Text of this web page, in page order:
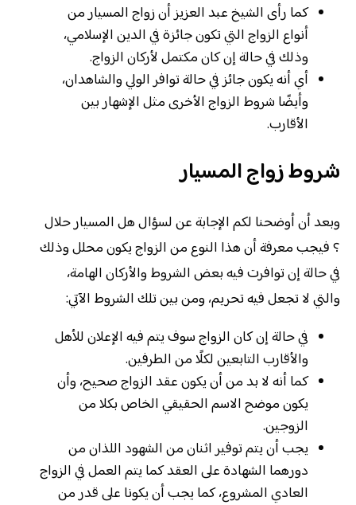
كما رأى الشيخ عبد العزيز أن زواج المسيار من
أنواع الزواج التي تكون جائزة في الدين الإسلامي،
وذلك في حالة إن كان مكتمل لأركان الزواج.
أي أنه يكون جائز في حالة توافر الولي والشاهدان،
وأيضًا شروط الزواج الأخرى مثل الإشهار بين
الأقارب.
شروط زواج المسيار
وبعد أن أوضحنا لكم الإجابة عن لسؤال هل المسيار حلال
؟ فيجب معرفة أن هذا النوع من الزواج يكون محلل وذلك
في حالة إن توافرت فيه بعض الشروط والأركان الهامة،
والتي لا تجعل فيه تحريم، ومن بين تلك الشروط الآتي:
في حالة إن كان الزواج سوف يتم فيه الإعلان للأهل
والأقارب التابعين لكلًا من الطرفين.
كما أنه لا بد من أن يكون عقد الزواج صحيح، وأن
يكون موضح الاسم الحقيقي الخاص بكلا من
الزوجين.
يجب أن يتم توفير اثنان من الشهود اللذان من
دورهما الشهادة على العقد كما يتم العمل في الزواج
العادي المشروع، كما يجب أن يكونا على قدر من